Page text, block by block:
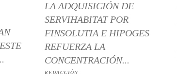
LA ADQUISICIÓN DE
SERVIHABITAT POR
FINSOLUTIA E HIPOGES
REFUERZA LA
CONCENTRACIÓN...
REDACCIÓN